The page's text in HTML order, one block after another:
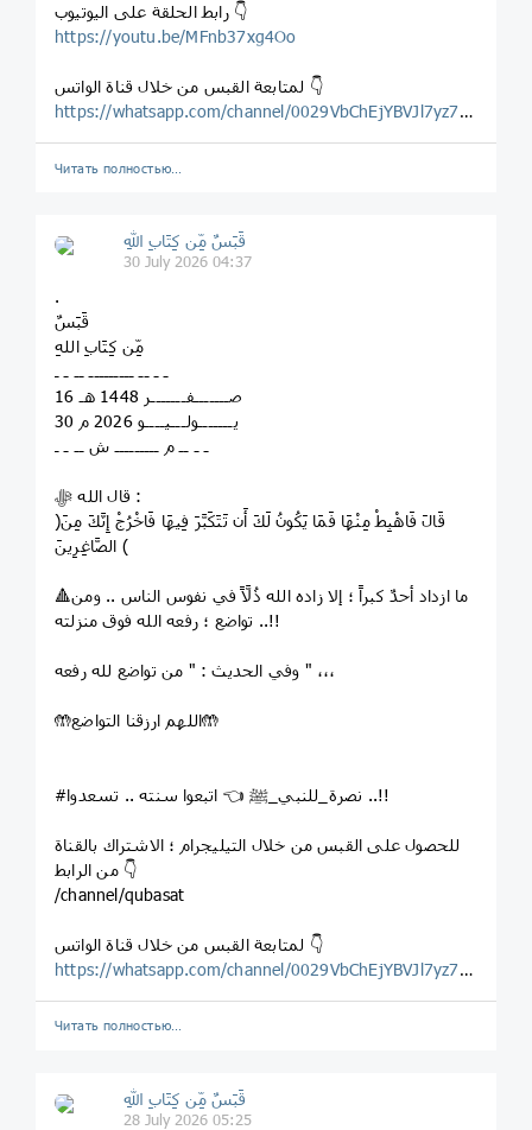
رابط الحلقة على اليوتيوب 👇
https://youtu.be/MFnb37xg4Oo
لمتابعة القبس من خلال قناة الواتس 👇
https://whatsapp.com/channel/0029VbChEjYBVJl7yz7Wg123
Читать полностью…
قَبَسٌ مِّن كِتَابِ اللهِ
30 July 2026 04:37
.
قَبَسٌ
مِّن كِتَابِ اللهِ
16 صـــــــفـــــــر 1448 هـ
30 يـــــــولـــيــــو 2026 م
ـ ـ ــ م ـــــــــ ش ــ ـ ـ
قال الله ﷻ :
﴿قَالَ فَاهْبِطْ مِنْهَا فَمَا يَكُونُ لَكَ أَن تَتَكَبَّرَ فِيهَا فَاخْرُجْ إِنَّكَ مِنَ
الصَّاغِرِينَ ﴾
🔺ما ازداد أحدٌ كبراً ؛ إلا زاده الله ذُلَّاً في نفوس الناس .. ومن
تواضع ؛ رفعه الله فوق منزلته ..!!
وفي الحديث : " من تواضع لله رفعه " ،،،
🤲اللهم ارزقنا التواضع🤲
#نصرة_للنبي_ﷺ 👈 اتبعوا سنته .. تسعدوا ..!!
للحصول على القبس من خلال التيليجرام ؛ الاشتراك بالقناة
من الرابط 👇
/channel/qubasat
لمتابعة القبس من خلال قناة الواتس 👇
https://whatsapp.com/channel/0029VbChEjYBVJl7yz7Wg123
Читать полностью…
قَبَسٌ مِّن كِتَابِ اللهِ
28 July 2026 05:25